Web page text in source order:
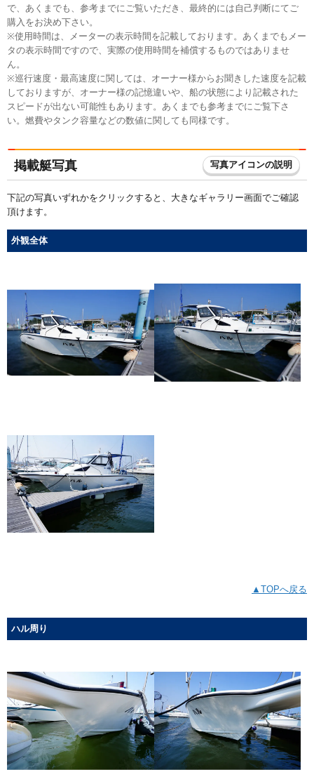
で、あくまでも、参考までにご覧いただき、最終的には自己判断にてご
購入をお決め下さい。
※使用時間は、メーターの表示時間を記載しております。あくまでもメー
タの表示時間ですので、実際の使用時間を補償するものではありませ
ん。
※巡行速度・最高速度に関しては、オーナー様からお聞きした速度を記載
しておりますが、オーナー様の記憶違いや、船の状態により記載された
スピードが出ない可能性もあります。あくまでも参考までにご覧下さ
い。燃費やタンク容量などの数値に関しても同様です。
掲載艇写真 写真アイコンの説明
下記の写真いずれかをクリックすると、大きなギャラリー画面でご確認
頂けます。
外観全体
▲TOPへ戻る
ハル周り